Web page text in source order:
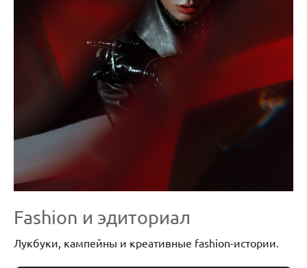
Fashion и эдиториал
Лукбуки, кампейны и креативные fashion-истории.